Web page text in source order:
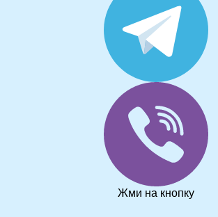
Жми на кнопку